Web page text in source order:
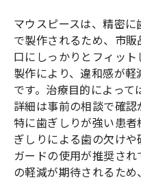
マウスピースは、精密
で製作されるため、市
口にしっかりとフィッ
製作により、違和感が
です。治療目的によって
詳細は事前の相談で確認
特に歯ぎしりが強い患
ぎしりによる歯の欠け
ガードの使用が推奨さ
の軽減が期待されるた